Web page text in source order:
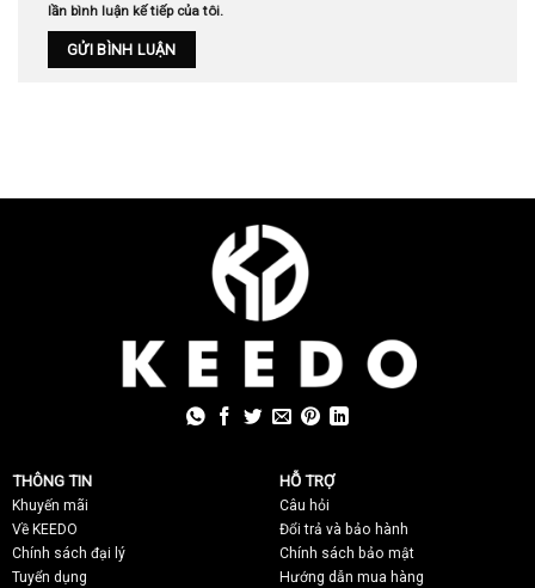
lần bình luận kế tiếp của tôi.
THÔNG TIN
Khuyến mãi
Về KEEDO
Chính sách đại lý
Tuyển dụng
HỖ TRỢ
Câu hỏi
Đổi trả và bảo hành
Chính sách bảo mật
Hướng dẫn mua hàng